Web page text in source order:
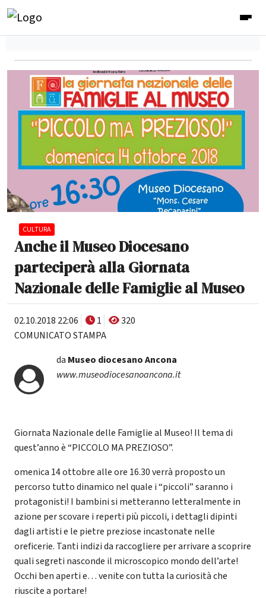
CULTURA
Anche il Museo Diocesano
parteciperà alla Giornata
Nazionale delle Famiglie al Museo
02.10.2018 22:06 1
320
COMUNICATO STAMPA
da Museo diocesano Ancona
www.museodiocesanoancona.it
Giornata Nazionale delle Famiglie al Museo! Il tema di
quest’anno è “PICCOLO MA PREZIOSO”.
omenica 14 ottobre alle ore 16.30 verrà proposto un
percorso tutto dinamico nel quale i “piccoli” saranno i
protagonisti! I bambini si metteranno letteralmente in
azione per scovare i reperti più piccoli, i dettagli dipinti
dagli artisti e le pietre preziose incastonate nelle
oreficerie. Tanti indizi da raccogliere per arrivare a scoprire
quali segreti nasconde il microscopico mondo dell’arte!
Occhi ben aperti e… venite con tutta la curiosità che
riuscite a portare!